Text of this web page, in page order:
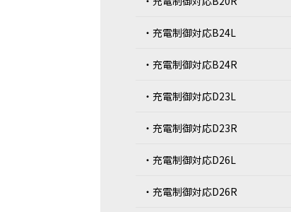
・充電制御対応B24L
・充電制御対応B24R
・充電制御対応D23L
・充電制御対応D23R
・充電制御対応D26L
・充電制御対応D26R